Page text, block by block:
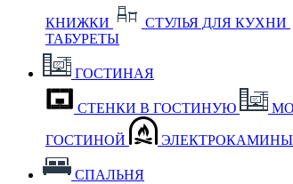
КНИЖКИ
СТУЛЬЯ ДЛЯ КУХНИ
ТАБУРЕТЫ
ГОСТИНАЯ
СТЕНКИ В ГОСТИНУЮ
ГОСТИНОЙ ЭЛЕКТРОКАМИНЫ
СПАЛЬНЯ